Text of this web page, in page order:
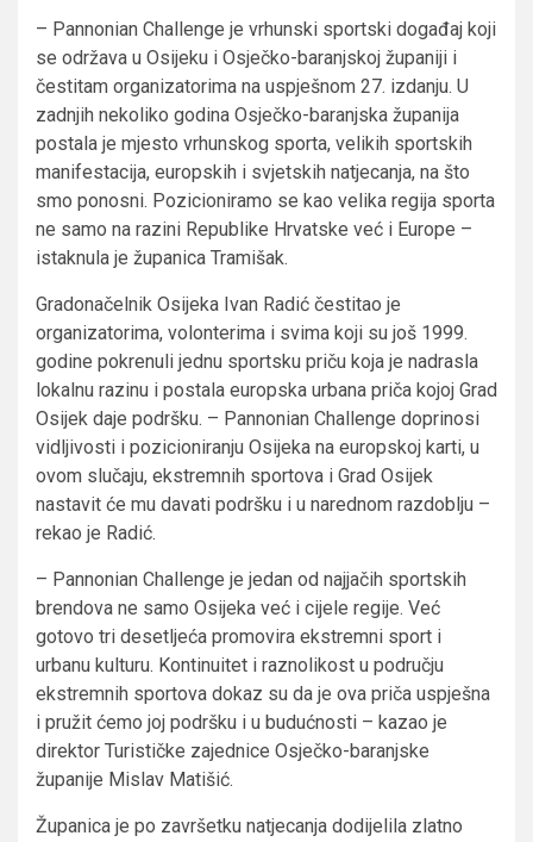
– Pannonian Challenge je vrhunski sportski događaj koji
se održava u Osijeku i Osječko-baranjskoj županiji i
čestitam organizatorima na uspješnom 27. izdanju. U
zadnjih nekoliko godina Osječko-baranjska županija
postala je mjesto vrhunskog sporta, velikih sportskih
manifestacija, europskih i svjetskih natjecanja, na što
smo ponosni. Pozicioniramo se kao velika regija sporta
ne samo na razini Republike Hrvatske već i Europe –
istaknula je županica Tramišak.
Gradonačelnik Osijeka Ivan Radić čestitao je
organizatorima, volonterima i svima koji su još 1999.
godine pokrenuli jednu sportsku priču koja je nadrasla
lokalnu razinu i postala europska urbana priča kojoj Grad
Osijek daje podršku. – Pannonian Challenge doprinosi
vidljivosti i pozicioniranju Osijeka na europskoj karti, u
ovom slučaju, ekstremnih sportova i Grad Osijek
nastavit će mu davati podršku i u narednom razdoblju –
rekao je Radić.
– Pannonian Challenge je jedan od najjačih sportskih
brendova ne samo Osijeka već i cijele regije. Već
gotovo tri desetljeća promovira ekstremni sport i
urbanu kulturu. Kontinuitet i raznolikost u području
ekstremnih sportova dokaz su da je ova priča uspješna
i pružit ćemo joj podršku i u budućnosti – kazao je
direktor Turističke zajednice Osječko-baranjske
županije Mislav Matišić.
Županica je po završetku natjecanja dodijelila zlatno